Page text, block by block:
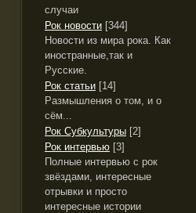
случаи
Рок новости [344]
Новости из мира рока. Как
иностранные,так и
Русские.
Рок статьи [14]
Размышления о том, и о
сём...
Рок Субкультуры [2]
Рок интервью [3]
Полные интервью с рок
звёздами, интересные
отрывки и просто
интересные истории